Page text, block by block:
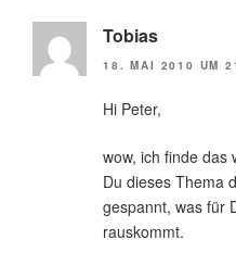
Tobias
18. MAI 2010 UM
Hi Peter,
wow, ich finde das
Du dieses Thema
gespannt, was für
rauskommt.